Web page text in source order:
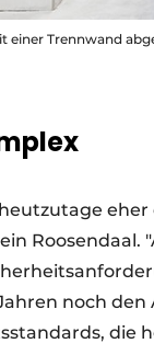
einer Trennwand
eher
noch
die